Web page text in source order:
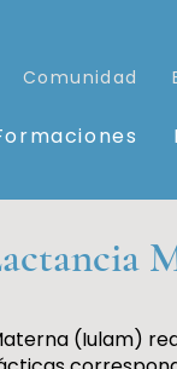
Comunidad
(Iulam)